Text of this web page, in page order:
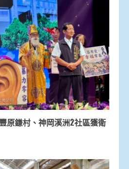
原鎌村、神岡溪洲2社區獲衛